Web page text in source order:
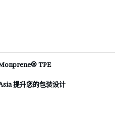
TPE
提升您的包装设计